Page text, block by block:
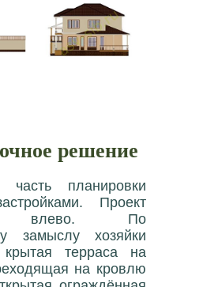
решение
планировки
Проект
влево. По
замыслу хозяйки
крытая терраса на
на кровлю